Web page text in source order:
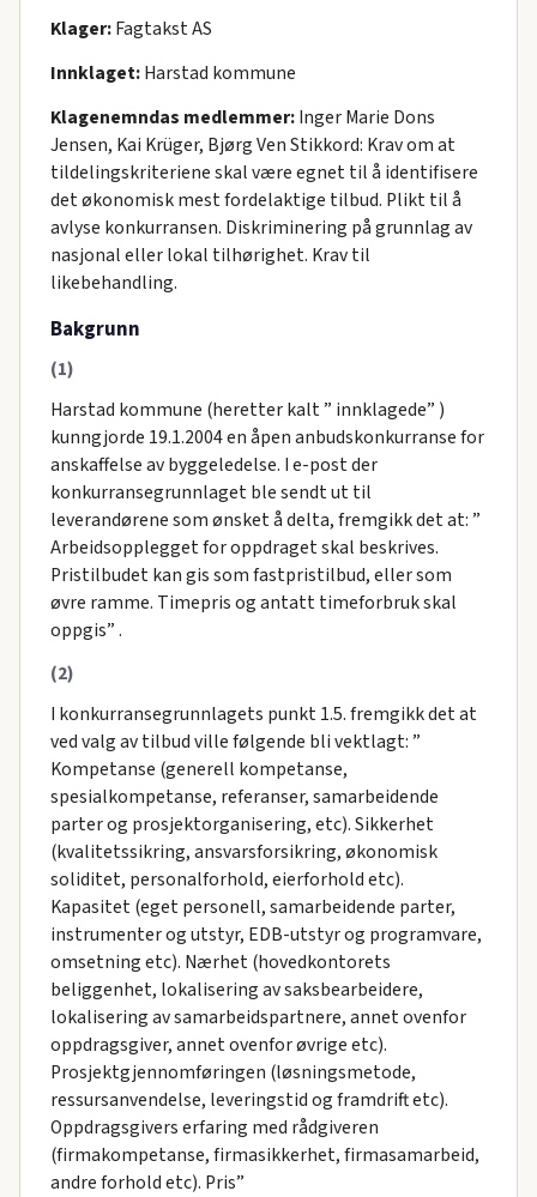
Klager:Fagtakst AS
Innklaget:Harstad kommune
Klagenemndas medlemmer:Inger Marie Dons
Jensen, Kai Krüger, Bjørg Ven Stikkord: Krav om at
tildelingskriteriene skal være egnet til å identifisere
det økonomisk mest fordelaktige tilbud. Plikt til å
avlyse konkurransen. Diskriminering på grunnlag av
nasjonal eller lokal tilhørighet. Krav til
likebehandling.
Bakgrunn
(1)
Harstad kommune (heretter kalt ” innklagede” )
kunngjorde 19.1.2004 en åpen anbudskonkurranse for
anskaffelse av byggeledelse. I e-post der
konkurransegrunnlaget ble sendt ut til
leverandørene som ønsket å delta, fremgikk det at: ”
Arbeidsopplegget for oppdraget skal beskrives.
Pristilbudet kan gis som fastpristilbud, eller som
øvre ramme. Timepris og antatt timeforbruk skal
oppgis” .
(2)
I konkurransegrunnlagets punkt 1.5. fremgikk det at
ved valg av tilbud ville følgende bli vektlagt: ”
Kompetanse (generell kompetanse,
spesialkompetanse, referanser, samarbeidende
parter og prosjektorganisering, etc). Sikkerhet
(kvalitetssikring, ansvarsforsikring, økonomisk
soliditet, personalforhold, eierforhold etc).
Kapasitet (eget personell, samarbeidende parter,
instrumenter og utstyr, EDB-utstyr og programvare,
omsetning etc). Nærhet (hovedkontorets
beliggenhet, lokalisering av saksbearbeidere,
lokalisering av samarbeidspartnere, annet ovenfor
oppdragsgiver, annet ovenfor øvrige etc).
Prosjektgjennomføringen (løsningsmetode,
ressursanvendelse, leveringstid og framdrift etc).
Oppdragsgivers erfaring med rådgiveren
(firmakompetanse, firmasikkerhet, firmasamarbeid,
andre forhold etc). Pris”